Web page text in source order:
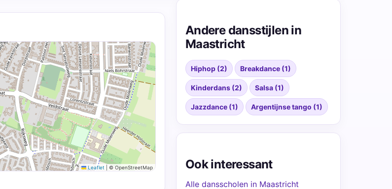
Leaflet © OpenStreetMap
Andere dansstijlen in
Maastricht
Hiphop (2) Breakdance (1)
Kinderdans (2) Salsa (1)
Jazzdance (1) Argentijnse tango (1)
Ook interessant
Alle dansscholen in Maastricht